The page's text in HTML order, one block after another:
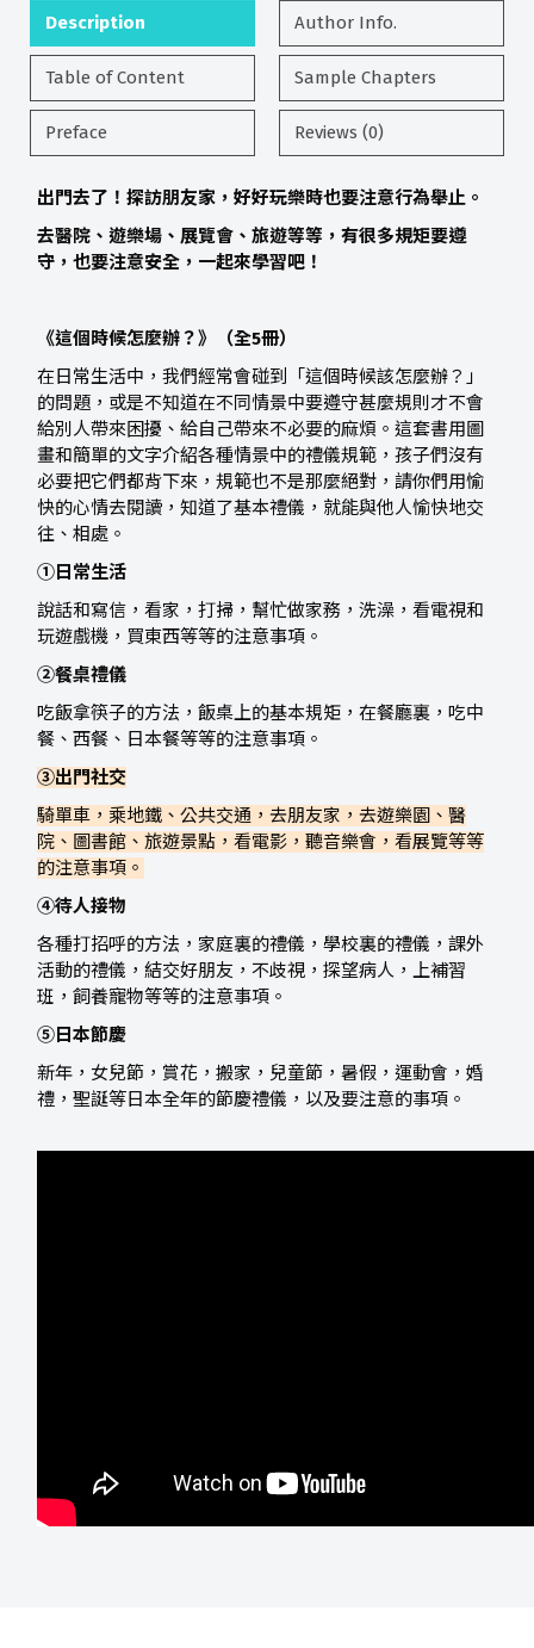
Description Author Info.
Table of Content Sample Chapters
Preface Reviews (0)
出門去了！ 探訪朋友家，好好玩樂時也要注意行為舉止。
去醫院、遊樂場、展覽會、旅遊等等，有很多規矩要遵
守， 也要注意安全，一起來學習吧！
《這個時候怎麼辦？》（全5冊）
在日常生活中，我們經常會碰到「這個時候該怎麼辦？」
的問題，或是不知道在不同情景中要遵守甚麼規則才不會
給別人帶來困擾、給自己帶來不必要的麻煩。這套書用圖
畫和簡單的文字介紹各種情景中的禮儀規範，孩子們沒有
必要把它們都背下來，規範也不是那麼絕對，請你們用愉
快的心情去閱讀，知道了基本禮儀，就能與他人愉快地交
往、相處。
①日常生活
說話和寫信，看家，打掃，幫忙做家務，洗澡，看電視和
玩遊戲機，買東西等等的注意事項。
②餐桌禮儀
吃飯拿筷子的方法，飯桌上的基本規矩，在餐廳裏，吃中
餐、西餐、日本餐等等的注意事項。
③出門社交
騎單車，乘地鐵、公共交通，去朋友家，去遊樂園、醫
院、圖書館、旅遊景點，看電影，聽音樂會，看展覽等等
的注意事項。
④待人接物
各種打招呼的方法，家庭裏的禮儀，學校裏的禮儀，課外
活動的禮儀，結交好朋友，不歧視，探望病人，上補習
班，飼養寵物等等的注意事項。
⑤日本節慶
新年，女兒節，賞花，搬家，兒童節，暑假，運動會，婚
禮，聖誕等日本全年的節慶禮儀，以及要注意的事項。